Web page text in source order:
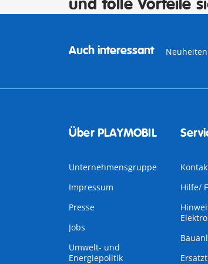
und tolle Vorteile
Auch interessant Neuheiten
Über PLAYMOBIL
Unternehmensgruppe
Impressum
Presse
Jobs
Umwelt- und
Energiepolitik
Hilfe/